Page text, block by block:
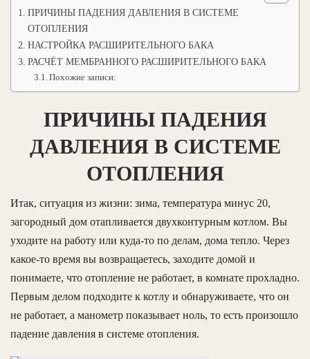
ПРИЧИНЫ ПАДЕНИЯ ДАВЛЕНИЯ В СИСТЕМЕ
ОТОПЛЕНИЯ
НАСТРОЙКА РАСШИРИТЕЛЬНОГО БАКА
РАСЧЁТ МЕМБРАННОГО РАСШИРИТЕЛЬНОГО БАКА
Похожие записи:
ПРИЧИНЫ ПАДЕНИЯ
ДАВЛЕНИЯ В СИСТЕМЕ
ОТОПЛЕНИЯ
Итак, ситуация из жизни: зима, температура минус 20,
загородный дом отапливается двухконтурным котлом. Вы
уходите на работу или куда-то по делам, дома тепло. Через
какое-то время вы возвращаетесь, заходите домой и
понимаете, что отопление не работает, в комнате прохладно.
Первым делом подходите к котлу и обнаруживаете, что он
не работает, а манометр показывает ноль, то есть произошло
падение давления в системе отопления.